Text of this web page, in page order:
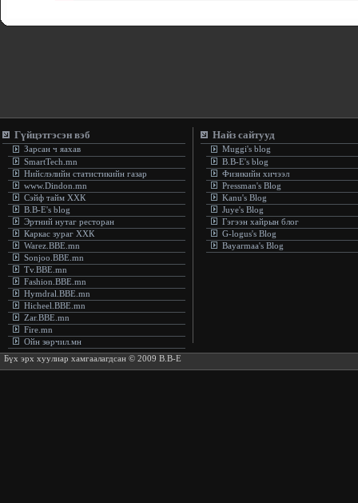
Гүйцэтгэсэн вэб
Зарсан ч яахав
SmartTech.mn
Нийслэлийн статистикийн газар
www.Dindon.mn
Сэйф тайм ХХК
B.B-E's blog
Эртний нутаг ресторан
Каркас зураг ХХК
Warez.BBE.mn
Sonjoo.BBE.mn
Tv.BBE.mn
Fashion.BBE.mn
Hymdral.BBE.mn
Hicheel.BBE.mn
Zar.BBE.mn
Fire.mn
Ойн зөрчил.мн
Найз сайтууд
Muggi's blog
B.B-E's blog
Физикийн хичээл
Pressman's Blog
Kanu's Blog
Juye's Blog
Гэгээн хайрын блог
G-logus's Blog
Bayarmaa's Blog
Бүх эрх хуулиар хамгаалагдсан © 2009 B.B-E